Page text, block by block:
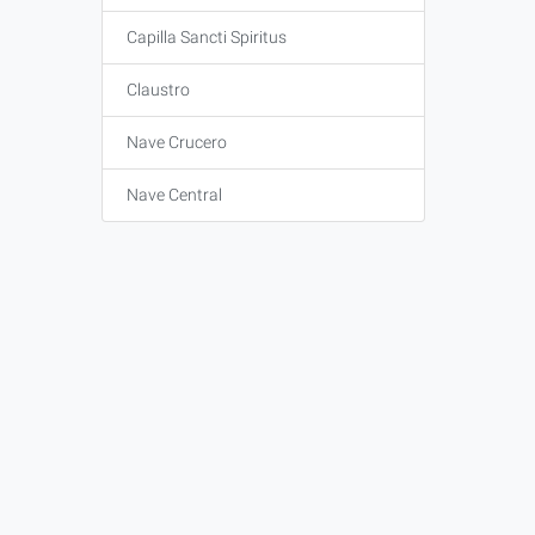
Capilla Sancti Spiritus
Claustro
Nave Crucero
Nave Central